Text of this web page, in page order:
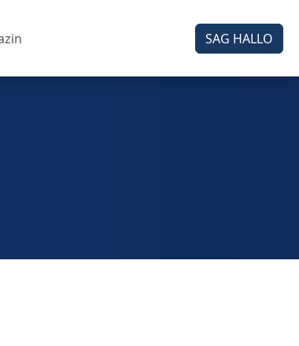
SAG HALLO